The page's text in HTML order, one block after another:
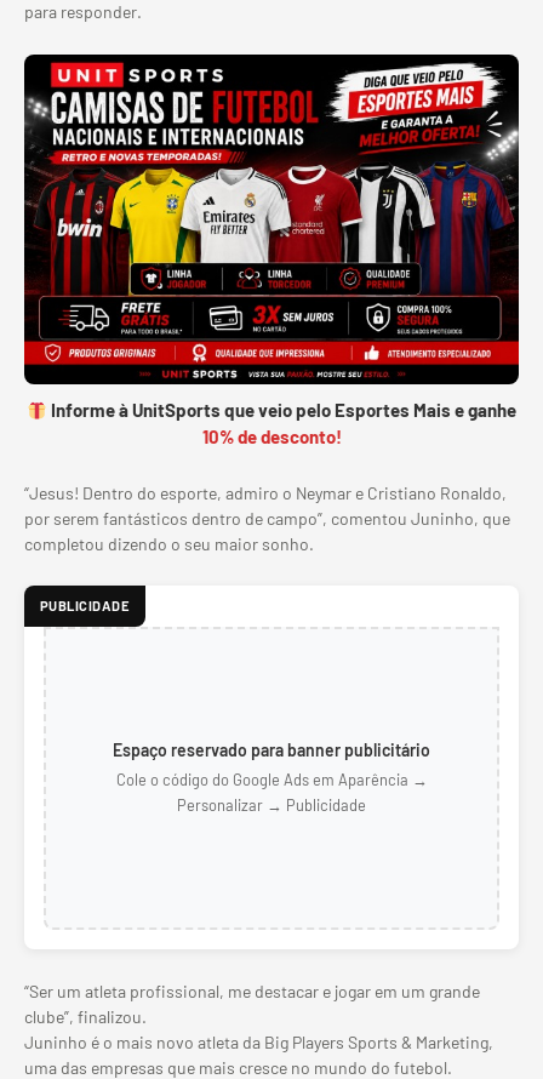
para responder.
Informe à UnitSports que veio pelo Esportes Mais e ganhe
10% de desconto!
“Jesus! Dentro do esporte, admiro o Neymar e Cristiano Ronaldo,
por serem fantásticos dentro de campo”, comentou Juninho, que
completou dizendo o seu maior sonho.
PUBLICIDADE
Espaço reservado para banner publicitário
Cole o código do Google Ads em Aparência →
Personalizar → Publicidade
“Ser um atleta profissional, me destacar e jogar em um grande
clube”, finalizou.
Juninho é o mais novo atleta da Big Players Sports & Marketing,
uma das empresas que mais cresce no mundo do futebol.